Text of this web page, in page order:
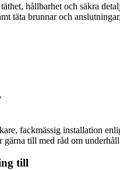
hållbarhet och säkra
täta brunnar och
fackmässig installation
till med råd om
till